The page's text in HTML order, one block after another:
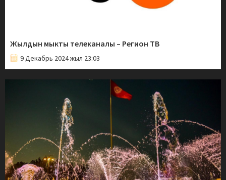
Жылдын мыкты телеканалы – Регион ТВ
9 Декабрь 2024 жыл 23:03